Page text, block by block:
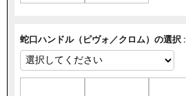
蛇口ハンドル（ピヴォ／クロム）の選択 :